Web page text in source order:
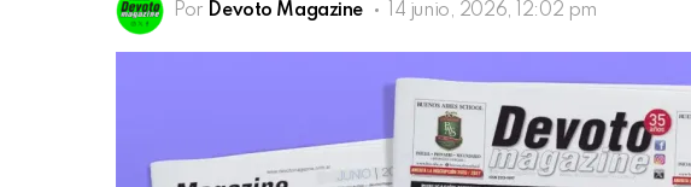
Por Devoto Magazine 14 junio, 2026, 12:02 pm